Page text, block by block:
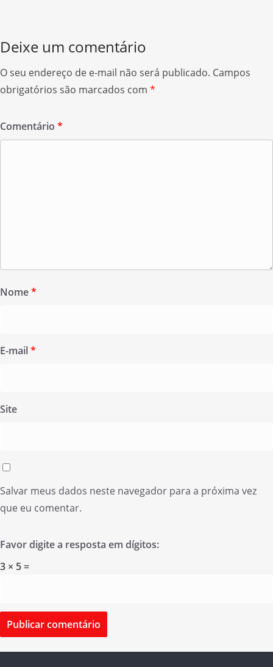
Deixe um comentário
O seu endereço de e-mail não será publicado. Campos
obrigatórios são marcados com *
Comentário *
Nome*
E-mail*
Site
Salvar meus dados neste navegador para a próxima vez
que eu comentar.
Favor digite a resposta em dígitos:
3 × 5 =